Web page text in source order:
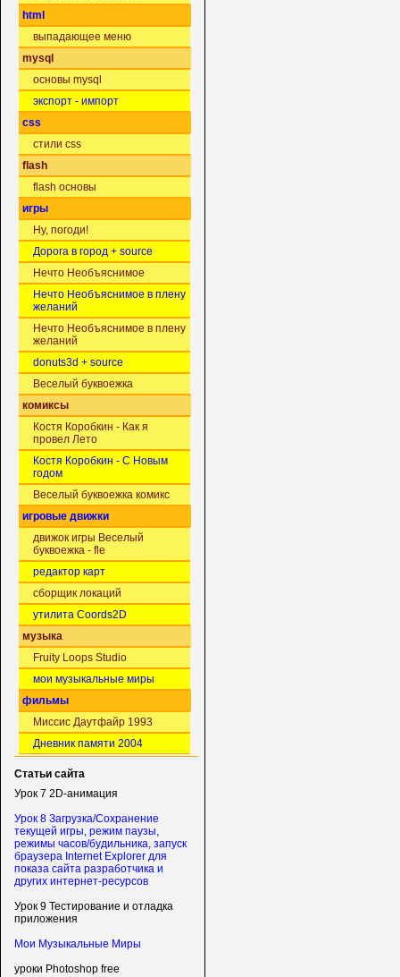
html
выпадающее меню
mysql
основы mysql
экспорт - импорт
css
стили css
flash
flash основы
игры
Ну, погоди!
Дорога в город + source
Нечто Необъяснимое
Нечто Необъяснимое в плену
желаний
Нечто Необъяснимое в плену
желаний
donuts3d + source
Веселый буквоежка
комиксы
Костя Коробкин - Как я
провел Лето
Костя Коробкин - С Новым
годом
Веселый буквоежка комикс
игровые движки
движок игры Веселый
буквоежка - fle
редактор карт
сборщик локаций
утилита Coords2D
музыка
Fruity Loops Studio
мои музыкальные миры
фильмы
Миссис Даутфайр 1993
Дневник памяти 2004
Статьи сайта
Урок 7 2D-анимация
Урок 8 Загрузка/Сохранение
текущей игры, режим паузы,
режимы часов/будильника, запуск
браузера Internet Explorer для
показа сайта разработчика и
других интернет-ресурсов
Урок 9 Тестирование и отладка
приложения
Мои Музыкальные Миры
уроки Photoshop free